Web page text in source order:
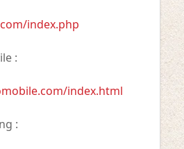
index.php
:
index.html
: